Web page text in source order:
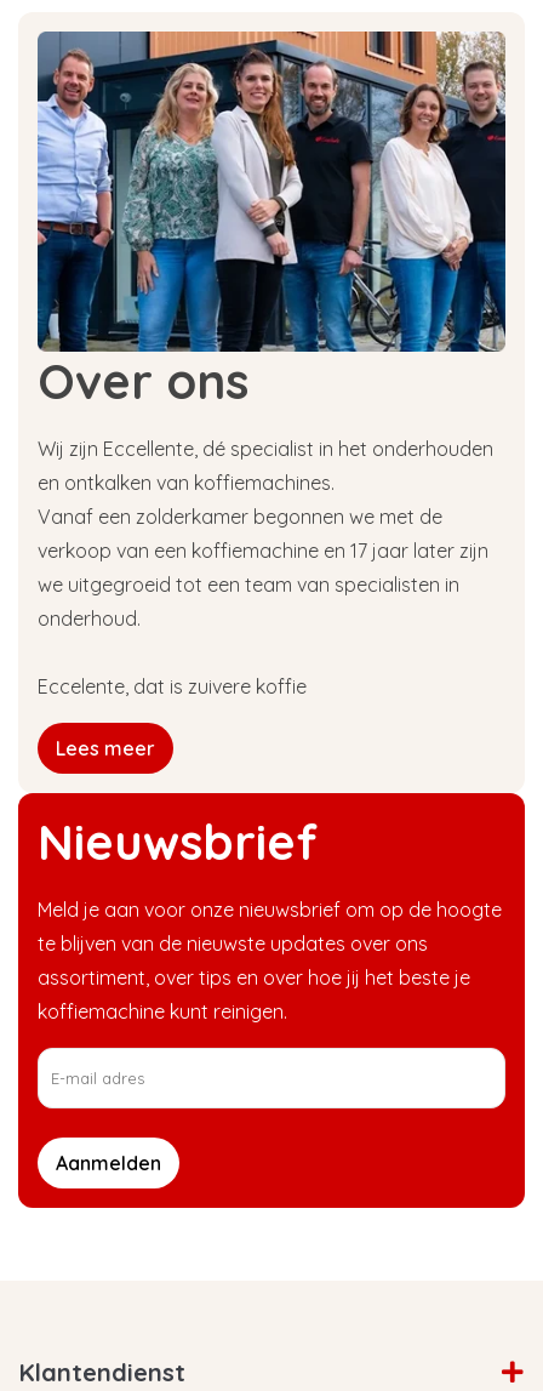
Nieuwsbrief
Meld je aan voor onze nieuwsbrief om op de hoogte
te blijven van de nieuwste updates over ons
assortiment, over tips en over hoe jij het beste je
koffiemachine kunt reinigen.
Aanmelden
Over ons
Wij zijn Eccellente, dé specialist in het onderhouden
en ontkalken van koffiemachines.
Vanaf een zolderkamer begonnen we met de
verkoop van een koffiemachine en 17 jaar later zijn
we uitgegroeid tot een team van specialisten in
onderhoud.
Eccelente, dat is zuivere koffie
Lees meer
Klantendienst